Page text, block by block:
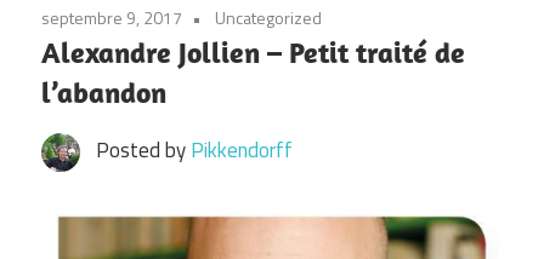
septembre 9, 2017 Uncategorized
Alexandre Jollien – Petit traité de
l’abandon
Posted byPikkendorff